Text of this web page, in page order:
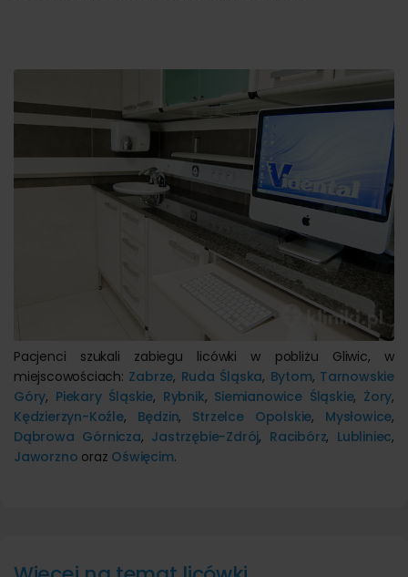
Pacjenci szukali zabiegu licówki w pobliżu Gliwic, w
miejscowościach: Zabrze, Ruda Śląska, Bytom, Tarnowskie
Góry, Piekary Śląskie, Rybnik, Siemianowice Śląskie, Żory,
Kędzierzyn-Koźle, Będzin, Strzelce Opolskie, Mysłowice,
Dąbrowa Górnicza, Jastrzębie-Zdrój, Racibórz, Lubliniec,
Jaworzno oraz Oświęcim.